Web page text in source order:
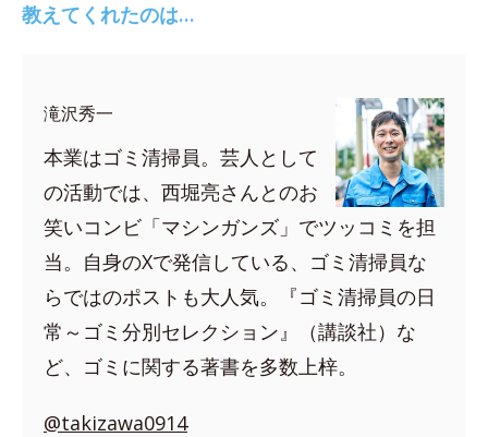
教えてくれたのは…
滝沢秀一
本業はゴミ清掃員。芸人として
の活動では、西堀亮さんとのお
笑いコンビ「マシンガンズ」でツッコミを担
当。自身のXで発信している、ゴミ清掃員な
らではのポストも大人気。『ゴミ清掃員の日
常～ゴミ分別セレクション』（講談社）な
ど、ゴミに関する著書を多数上梓。
@takizawa0914